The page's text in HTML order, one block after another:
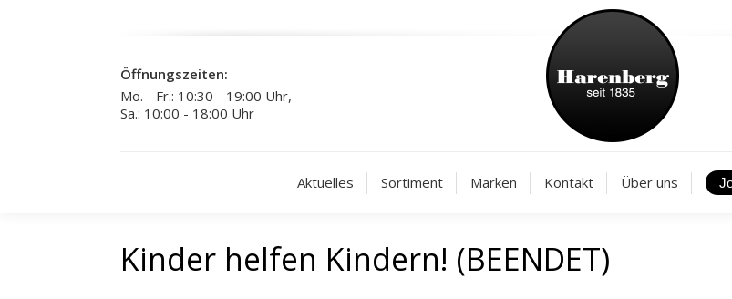
Öffnungszeiten:
Mo. - Fr.: 10:30 - 19:00 Uhr,
Sa.: 10:00 - 18:00 Uhr
Aktuelles Sortiment Marken Kontakt Über uns
Kinder helfen Kindern! (BEENDET)
Sortiment Marken